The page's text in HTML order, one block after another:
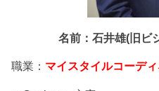
名前：石井雄(旧ビ
職業： マイスタイルコーデ